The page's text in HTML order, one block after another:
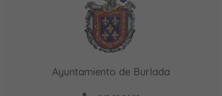
Ayuntamiento de Burlada